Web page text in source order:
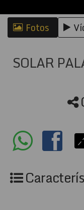
Fotos
SOLAR